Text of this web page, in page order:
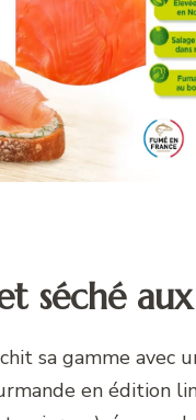
séché
sa gamme avec
en édition